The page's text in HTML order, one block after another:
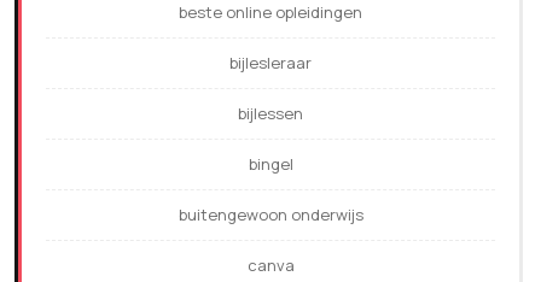
beste online opleidingen
bijlesleraar
bijlessen
bingel
buitengewoon onderwijs
canva